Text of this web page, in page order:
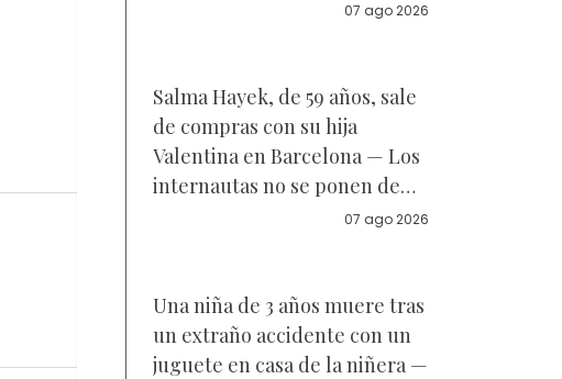
07 ago 2026
Salma Hayek, de 59 años, sale
de compras con su hija
Valentina en Barcelona — Los
internautas no se ponen de
acuerdo sobre a quién se07 ago 2026
Una niña de 3 años muere tras
un extraño accidente con un
juguete en casa de la niñera —